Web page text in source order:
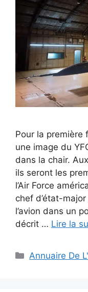
Pour la première
une image du
dans la chair.
ils seront les
l’Air Force
chef d’état-
l’avion dans un
décrit … Lire la
Catégories
Annuaire De